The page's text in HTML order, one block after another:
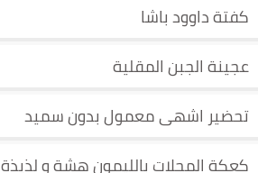
كفتة داوود باشا
عجينة الجبن المقلية
تحضير اشهى معمول بدون سميد
كعكة المحلات بالليمون هشة و لذيذة